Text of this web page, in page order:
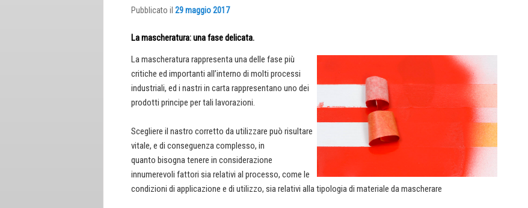
Pubblicato il 29 maggio 2017
La mascheratura: una fase delicata.
La mascheratura rappresenta una delle fase più
critiche ed importanti all’interno di molti processi
industriali, ed i nastri in carta rappresentano uno dei
prodotti principe per tali lavorazioni.
Scegliere il nastro corretto da utilizzare può risultare
vitale, e di conseguenza complesso, in
quanto bisogna tenere in considerazione
innumerevoli fattori sia relativi al processo, come le
condizioni di applicazione e di utilizzo, sia relativi alla tipologia di materiale da mascherare